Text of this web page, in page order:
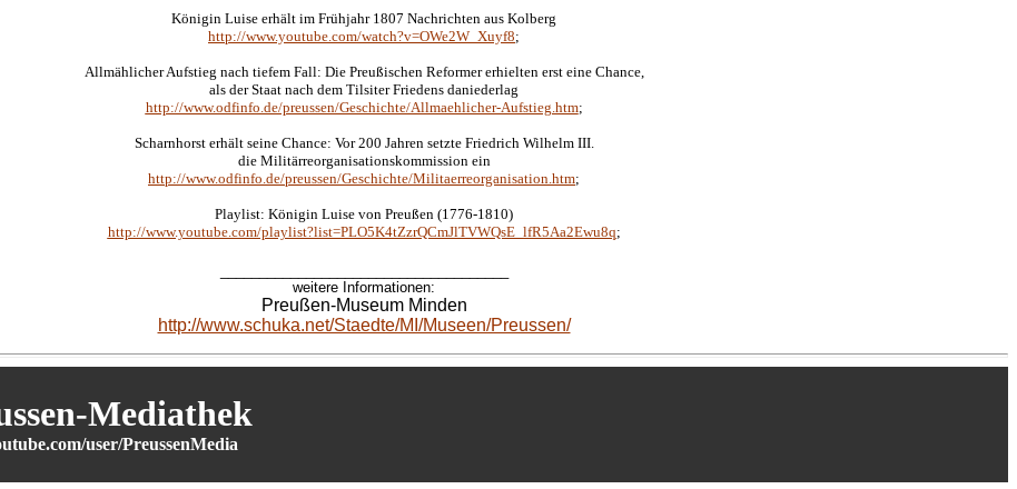
Königin Luise erhält im Frühjahr 1807 Nachrichten aus Kolberg
http://www.youtube.com/watch?v=OWe2W_Xuyf8;
Allmählicher Aufstieg nach tiefem Fall: Die Preußischen Reformer erhielten erst eine Chance,
als der Staat nach dem Tilsiter Friedens daniederlag
http://www.odfinfo.de/preussen/Geschichte/Allmaehlicher-Aufstieg.htm;
Scharnhorst erhält seine Chance: Vor 200 Jahren setzte Friedrich Wilhelm III.
die Militärreorganisationskommission ein
http://www.odfinfo.de/preussen/Geschichte/Militaerreorganisation.htm;
Playlist: Königin Luise von Preußen (1776-1810)
http://www.youtube.com/playlist?list=PLO5K4tZzrQCmJlTVWQsE_lfR5Aa2Ewu8q;
weitere Informationen:
Preußen-Museum Minden
http://www.schuka.net/Staedte/MI/Museen/Preussen/
Mediathek
user/PreussenMedia